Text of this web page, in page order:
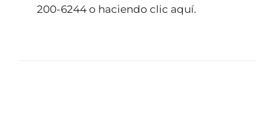
200-6244 o haciendo clic aquí.